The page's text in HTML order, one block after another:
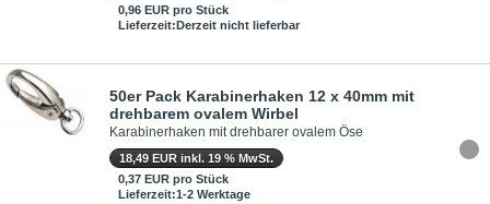
0,96 EUR pro Stück
Lieferzeit:Derzeit nicht lieferbar
50er Pack Karabinerhaken 12 x 40mm mit
drehbarem ovalem Wirbel
Karabinerhaken mit drehbarer ovalem Öse
18,49 EUR inkl. 19 % MwSt.
0,37 EUR pro Stück
Lieferzeit:1-2 Werktage